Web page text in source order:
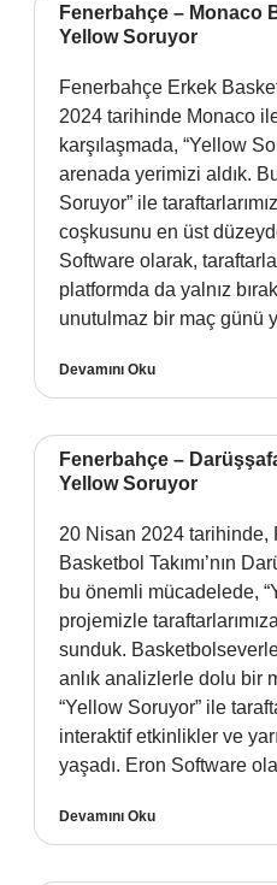
Fenerbahçe – Monaco
Yellow Soruyor
Fenerbahçe Erkek
2024 tarihinde Monaco
karşılaşmada, “Yellow
arenada yerimizi aldık.
Soruyor” ile
coşkusunu en üst
Software olarak,
platformda da yalnız
unutulmaz bir maç günü
Devamını Oku
Fenerbahçe –
Yellow Soruyor
20 Nisan 2024 tarihinde,
Basketbol Takımı’nın
bu önemli mücadelede,
projemizle
sunduk.
anlık analizlerle dolu bir
“Yellow Soruyor” ile
interaktif etkinlikler ve
yaşadı. Eron Software
Devamını Oku